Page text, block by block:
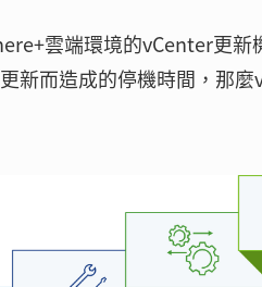
雲端環境的vCenter更
新而造成的停機時間，那